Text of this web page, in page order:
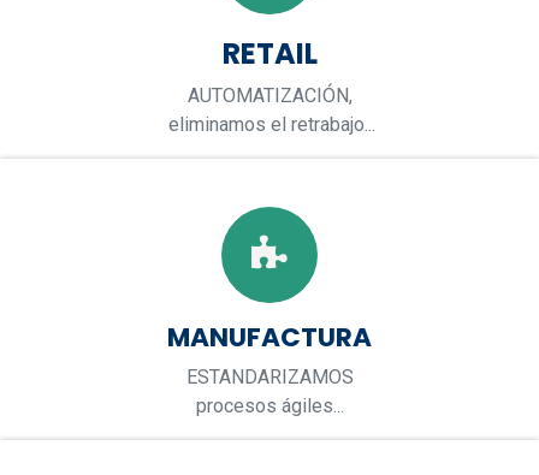
RETAIL
AUTOMATIZACIÓN,
eliminamos el retrabajo...
MANUFACTURA
ESTANDARIZAMOS
procesos ágiles...